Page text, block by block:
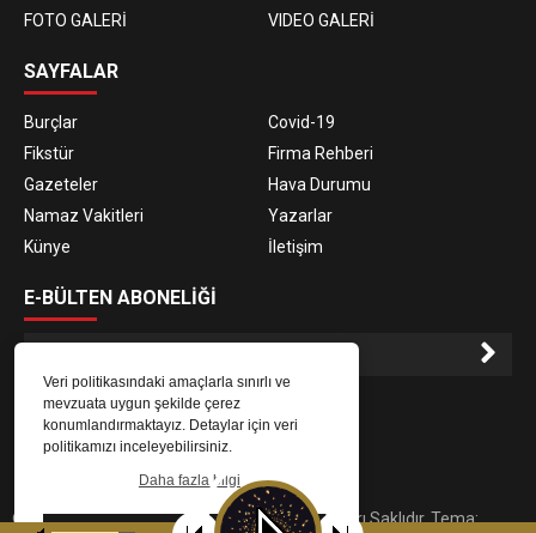
Veri politikasındaki amaçlarla sınırlı ve
mevzuata uygun şekilde çerez
konumlandırmaktayız. Detaylar için veri
politikamızı inceleyebilirsiniz.
Daha fazla bilgi
FOTO GALERİ
VIDEO GALERİ
SAYFALAR
Burçlar
Covid-19
Fikstür
Firma Rehberi
Gazeteler
Hava Durumu
Namaz Vakitleri
Yazarlar
Künye
İletişim
E-BÜLTEN ABONELİĞİ
E-Bülten aboneliği ile haberlere daha hızlı erişin.
© 2023Gaziantep Radyo Zeugma. Tüm Hakları Saklıdır. Tema: